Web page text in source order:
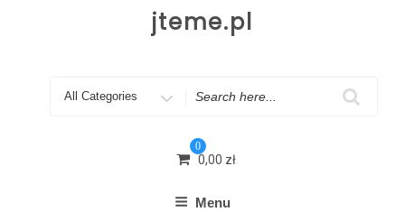
jteme.pl
Search
0
0,00 zł
Menu